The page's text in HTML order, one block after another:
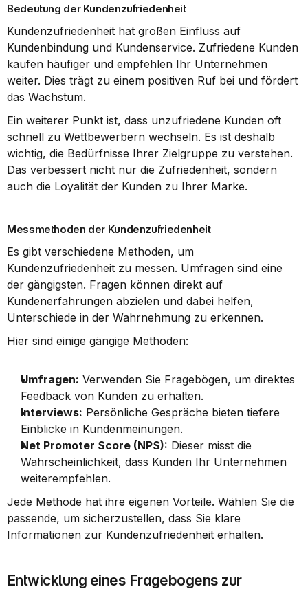
Bedeutung der Kundenzufriedenheit
Kundenzufriedenheit hat großen Einfluss auf
Kundenbindung und Kundenservice. Zufriedene Kunden
kaufen häufiger und empfehlen Ihr Unternehmen
weiter. Dies trägt zu einem positiven Ruf bei und fördert
das Wachstum.
Ein weiterer Punkt ist, dass unzufriedene Kunden oft
schnell zu Wettbewerbern wechseln. Es ist deshalb
wichtig, die Bedürfnisse Ihrer Zielgruppe zu verstehen.
Das verbessert nicht nur die Zufriedenheit, sondern
auch die Loyalität der Kunden zu Ihrer Marke.
Messmethoden der Kundenzufriedenheit
Es gibt verschiedene Methoden, um
Kundenzufriedenheit zu messen. Umfragen sind eine
der gängigsten. Fragen können direkt auf
Kundenerfahrungen abzielen und dabei helfen,
Unterschiede in der Wahrnehmung zu erkennen.
Hier sind einige gängige Methoden:
Umfragen: Verwenden Sie Fragebögen, um direktes
Feedback von Kunden zu erhalten.
Interviews: Persönliche Gespräche bieten tiefere
Einblicke in Kundenmeinungen.
Net Promoter Score (NPS): Dieser misst die
Wahrscheinlichkeit, dass Kunden Ihr Unternehmen
weiterempfehlen.
Jede Methode hat ihre eigenen Vorteile. Wählen Sie die
passende, um sicherzustellen, dass Sie klare
Informationen zur Kundenzufriedenheit erhalten.
Entwicklung eines Fragebogens zur